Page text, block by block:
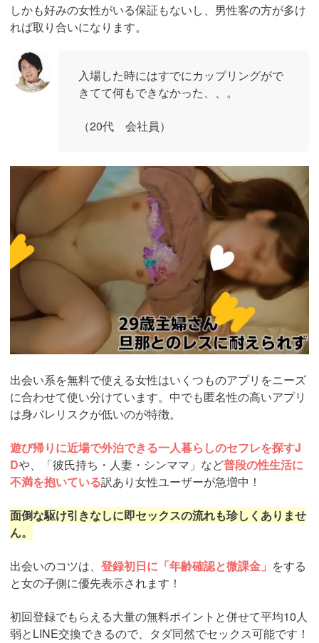
しかも好みの女性がいる保証もないし、男性客の方が多け
れば取り合いになります。
入場した時にはすでにカップリングがで
きてて何もできなかった、、。
（20代 会社員）
https://pcmax.jp/lp/?
ad_id=rm307152
出会い系を無料で使える女性はいくつものアプリをニーズ
に合わせて使い分けています。中でも匿名性の高いアプリ
は身バレリスクが低いのが特徴。
遊び帰りに近場で外泊できる一人暮らしのセフレを探すJ
Dや、「彼氏持ち・人妻・シンママ」など普段の性生活に
不満を抱いている訳あり女性ユーザーが急増中！
面倒な駆け引きなしに即セックスの流れも珍しくありませ
ん。
出会いのコツは、 登録初日に「年齢確認と微課金」 をする
と女の子側に優先表示されます！
初回登録でもらえる大量の無料ポイントと併せて平均10人
弱とLINE交換できるので、タダ同然でセックス可能です！